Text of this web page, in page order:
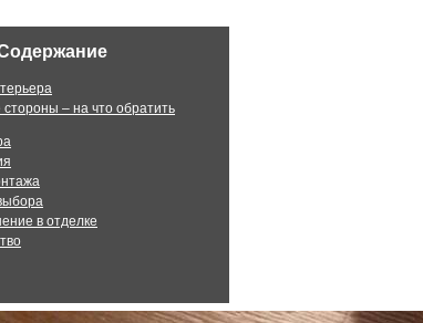
– на что обратить
в отделке